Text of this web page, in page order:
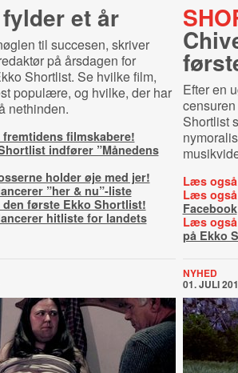
et år
til succesen, skriver
på årsdagen for
Shortlist. Se hvilke film,
populære, og hvilke, der har
nethinden.
fremtidens filmskabere!
indfører ”Månedens
holder øje med jer!
”her & nu”-liste
den første Ekko Shortlist!
hitliste for landets
Efter en
Shortlist
Læs
Læs
Facebook
Læs
på Ekko
NYHED
01. JULI